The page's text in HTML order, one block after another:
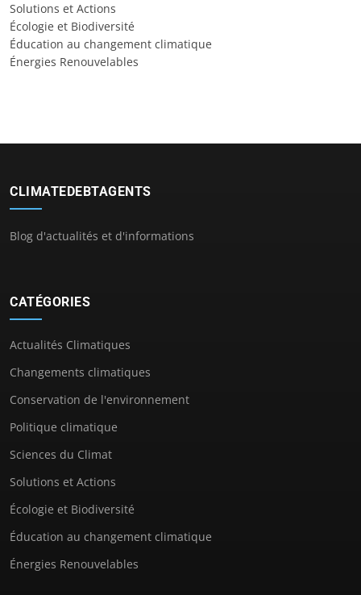
Solutions et Actions
Écologie et Biodiversité
Éducation au changement climatique
Énergies Renouvelables
CLIMATEDEBTAGENTS
Blog d'actualités et d'informations
CATÉGORIES
Actualités Climatiques
Changements climatiques
Conservation de l'environnement
Politique climatique
Sciences du Climat
Solutions et Actions
Écologie et Biodiversité
Éducation au changement climatique
Énergies Renouvelables